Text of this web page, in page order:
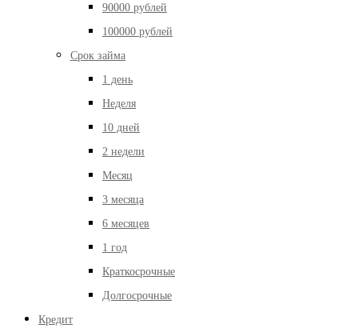
90000 рублей
100000 рублей
Срок займа
1 день
Неделя
10 дней
2 недели
Месяц
3 месяца
6 месяцев
1 год
Краткосрочные
Долгосрочные
Кредит